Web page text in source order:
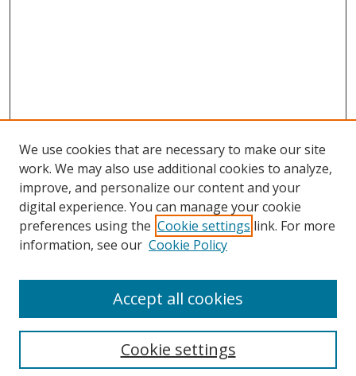
Search
Select context to search:
We use cookies that are necessary to make our site
work. We may also use additional cookies to analyze,
improve, and personalize our content and your
digital experience. You can manage your cookie
preferences using the Cookie settings link. For more
information, see our Cookie Policy
Cookie settings
Accept all cookies